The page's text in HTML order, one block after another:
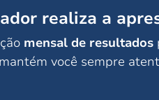
realiza a
mensal de resultados
você sempre